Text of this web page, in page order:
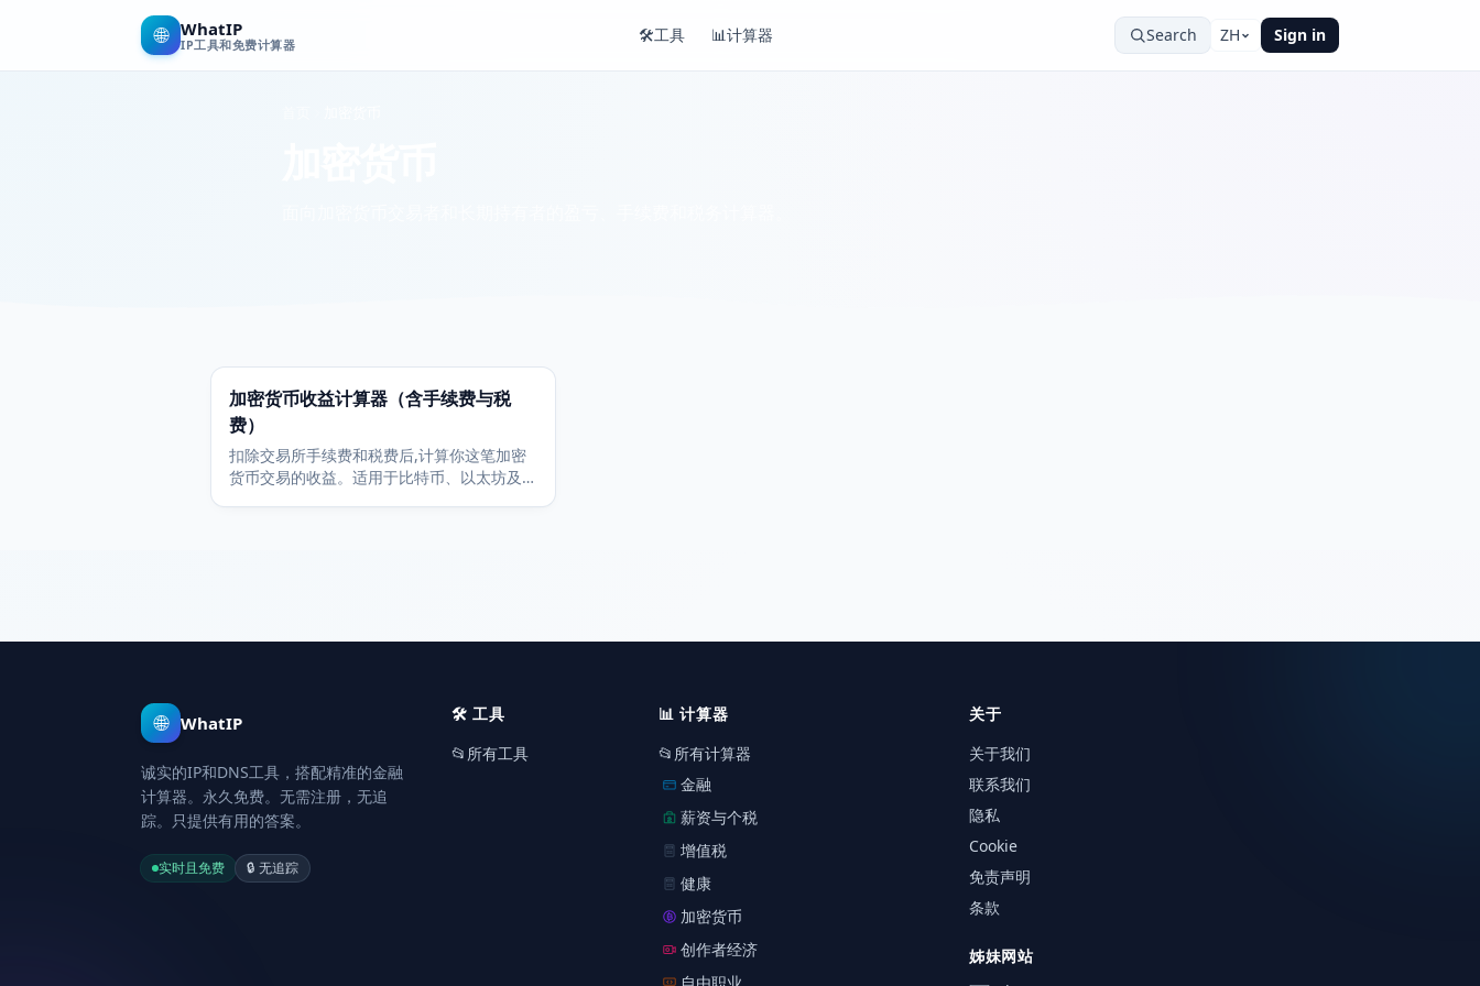
🌐 WhatIP
IP工具和免费计算器 🛠️工具 📊计算器 Search ZH Sign in
加密货币收益计算器（含手续费与税
费）
扣除交易所手续费和税费后,计算你这笔加密
货币交易的收益。适用于比特币、以太坊及任
🌐 WhatIP
诚实的IP和DNS工具，搭配精准的金融
计算器。永久免费。无需注册，无追
踪。只提供有用的答案。
实时且免费 🔒 无追踪
🛠️工具
📂 所有工具
📊计算器
📂 所有计算器
金融
薪资与个税
增值税
健康
加密货币
创作者经济
关于
关于我们
联系我们
隐私
Cookie
免责声明
条款
姊妹网站